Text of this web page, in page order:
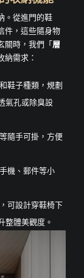
。從進門的鞋
件，這些隨身物
關時，我們「層
納需求：
鞋子種類，規劃
氣孔或除臭設
隨手可掛，方便
機、郵件等小
可設計穿鞋椅下
整體美觀度。